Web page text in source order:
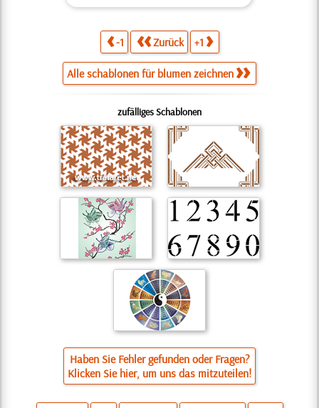
-1 Zurück +1
Alle schablonen für blumen zeichnen
zufälliges Schablonen
Haben Sie Fehler gefunden oder Fragen?
Klicken Sie hier, um uns das mitzuteilen!